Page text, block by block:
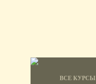
ВСЕ КУРСЫ